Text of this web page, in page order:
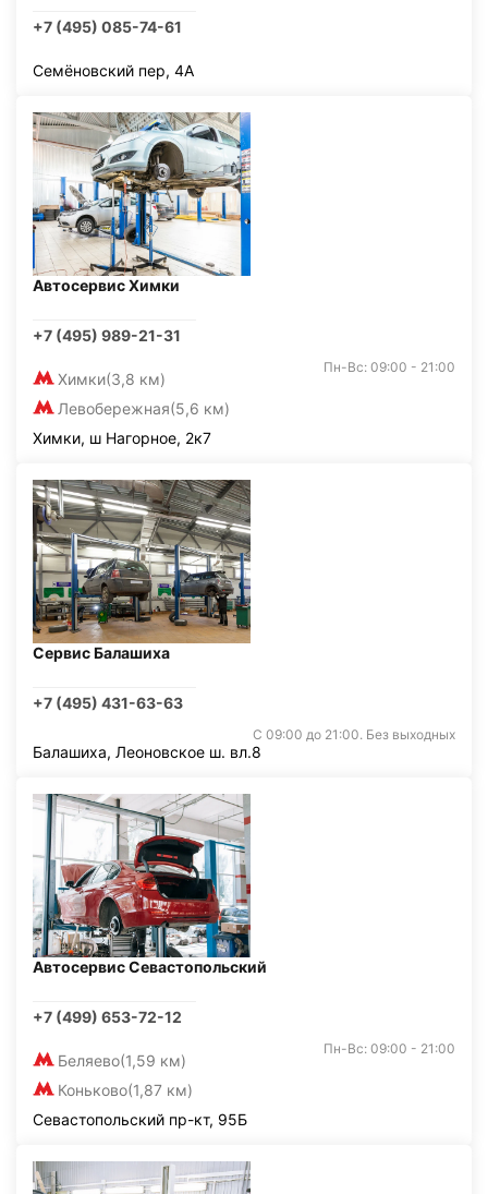
+7 (495) 085-74-61
Семёновский пер, 4А
Автосервис Химки
+7 (495) 989-21-31
Химки(3,8 км)
Левобережная(5,6 км)
Пн-Вс: 09:00 - 21:00
Химки, ш Нагорное, 2к7
Сервис Балашиха
+7 (495) 431-63-63
С 09:00 до 21:00. Без выходных
Балашиха, Леоновское ш. вл.8
Автосервис Севастопольский
+7 (499) 653-72-12
Беляево(1,59 км)
Коньково(1,87 км)
Пн-Вс: 09:00 - 21:00
Севастопольский пр-кт, 95Б